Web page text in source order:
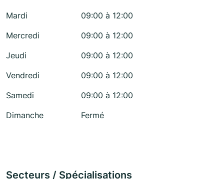
Mardi
09:00 à 12:00
Mercredi
09:00 à 12:00
Jeudi
09:00 à 12:00
Vendredi
09:00 à 12:00
Samedi
09:00 à 12:00
Dimanche
Fermé
Secteurs / Spécialisations